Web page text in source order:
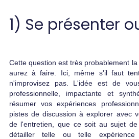
1) Se présenter
Cette question est très probablement
aurez à faire. Ici, même s'il faut
n'improvisez pas. L'idée est de
professionnelle, impactante et
résumer vos expériences
pistes de discussion à explorer avec
de l'entretien, que ce soit au sujet
détailler telle ou telle